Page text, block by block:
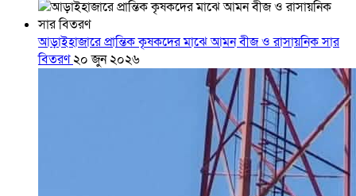
আড়াইহাজারে প্রান্তিক কৃষকদের মাঝে আমন বীজ ও রাসায়নিক সার
বিতরণ২০ জুন ২০২৬